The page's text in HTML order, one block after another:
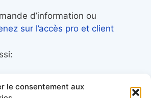
le consentement aux
d’information ou
sur l’accès pro et client